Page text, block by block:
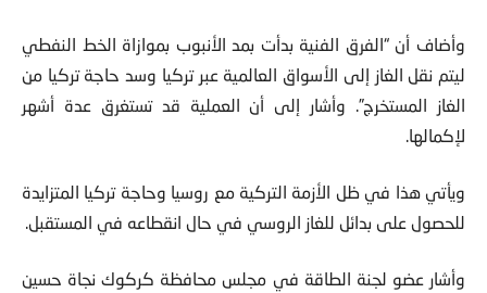
وأضاف أن “الفرق الفنية بدأت بمد الأنبوب بموازاة الخط النفطي
ليتم نقل الغاز إلى الأسواق العالمية عبر تركيا وسد حاجة تركيا من
الغاز المستخرج”. وأشار إلى أن العملية قد تستغرق عدة أشهر
لإكمالها.
ويأتي هذا في ظل الأزمة التركية مع روسيا وحاجة تركيا المتزايدة
للحصول على بدائل للغاز الروسي في حال انقطاعه في المستقبل.
وأشار عضو لجنة الطاقة في مجلس محافظة كركوك نجاة حسين